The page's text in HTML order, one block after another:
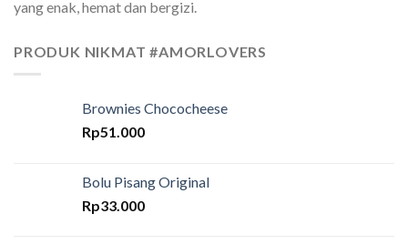
yang enak, hemat dan bergizi.
PRODUK NIKMAT #AMORLOVERS
Brownies Chococheese
Rp51.000
Bolu Pisang Original
Rp33.000